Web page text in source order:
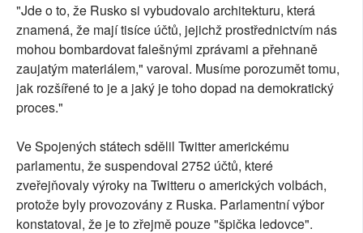
"Jde o to, že Rusko si vybudovalo architekturu, která
znamená, že mají tisíce účtů, jejichž prostřednictvím nás
mohou bombardovat falešnými zprávami a přehnaně
zaujatým materiálem," varoval. Musíme porozumět tomu,
jak rozšířené to je a jaký je toho dopad na demokratický
proces."
Ve Spojených státech sdělil Twitter americkému
parlamentu, že suspendoval 2752 účtů, které
zveřejňovaly výroky na Twitteru o amerických volbách,
protože byly provozovány z Ruska. Parlamentní výbor
konstatoval, že je to zřejmě pouze "špička ledovce".